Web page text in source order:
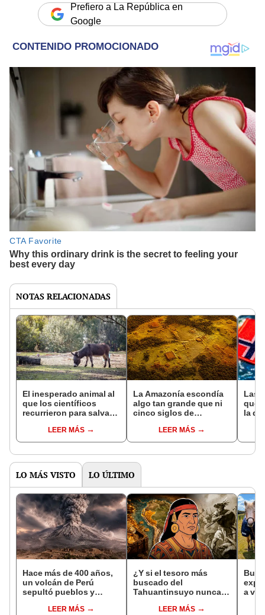
Prefiero a La República en
Google
NOTAS RELACIONADAS
El inesperado animal al
que los científicos
recurrieron para salvar
reintroducción de un
asno salvaje está
en un paisaje con más
vida
LEER MÁS
La Amazonía escondía
algo tan grande que ni
cinco siglos de
encontrarlo: el hallazgo
podría cambiar todo lo
pasado
LEER MÁS
Las
que
la de
LO MÁS VISTO LO ÚLTIMO
Hace más de 400 años,
un volcán de Perú
sepultó pueblos y
veranos más fríos de la
LEER MÁS
¿Y si el tesoro más
buscado del
Tahuantinsuyo nunca
pensaban? Una nueva
LEER MÁS
a